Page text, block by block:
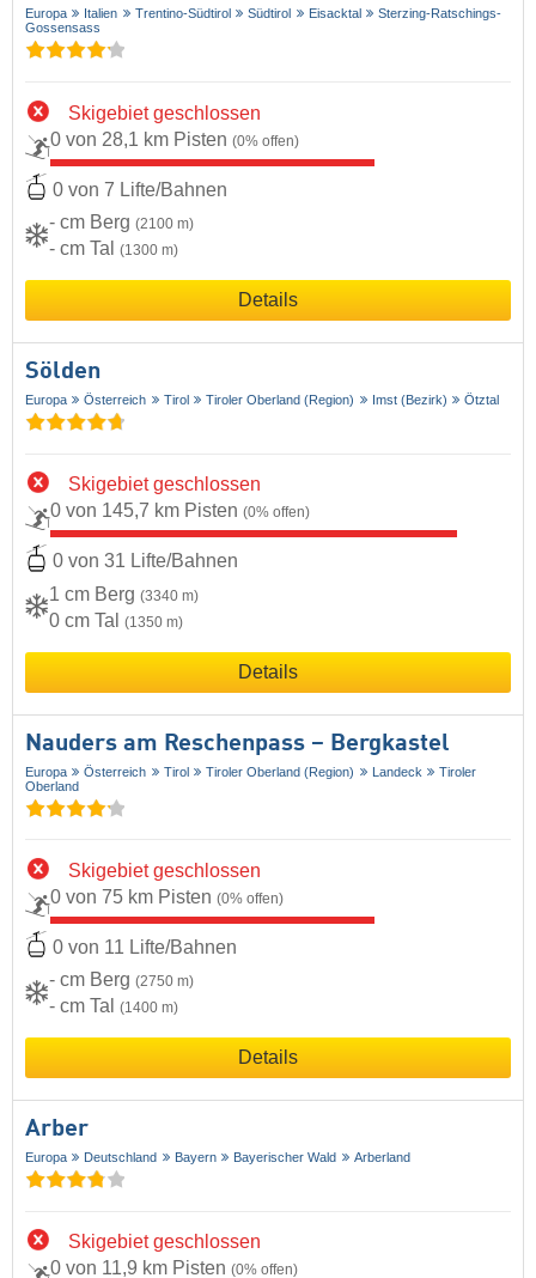
Europa Italien Trentino-Südtirol Südtirol Eisacktal
Sterzing-Ratschings-
Gossensass
Skigebiet geschlossen
0 von 28,1 km Pisten (0% offen)
0 von 7 Lifte/Bahnen
- cm Berg (2100 m)
- cm Tal (1300 m)
Details
Sölden
Europa Österreich Tirol Tiroler Oberland (Region) Imst (Bezirk) Ötztal
Skigebiet geschlossen
0 von 145,7 km Pisten (0% offen)
0 von 31 Lifte/Bahnen
1 cm Berg (3340 m)
0 cm Tal (1350 m)
Details
Nauders am Reschenpass – Bergkastel
Europa Österreich Tirol Tiroler Oberland (Region) Landeck
Tiroler
Oberland
Skigebiet geschlossen
0 von 75 km Pisten (0% offen)
0 von 11 Lifte/Bahnen
- cm Berg (2750 m)
- cm Tal (1400 m)
Details
Arber
Europa Deutschland Bayern Bayerischer Wald Arberland
Skigebiet geschlossen
0 von 11,9 km Pisten (0% offen)